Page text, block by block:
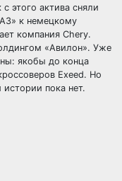
этого актива сняли
к немецкому
компания Chery.
«Авилон». Уже
якобы до конца
Exeed. Но
пока нет.